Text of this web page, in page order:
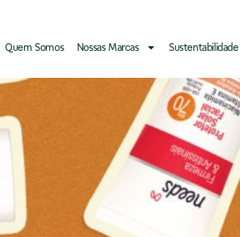
Quem Somos Nossas Marcas Sustentabilidade